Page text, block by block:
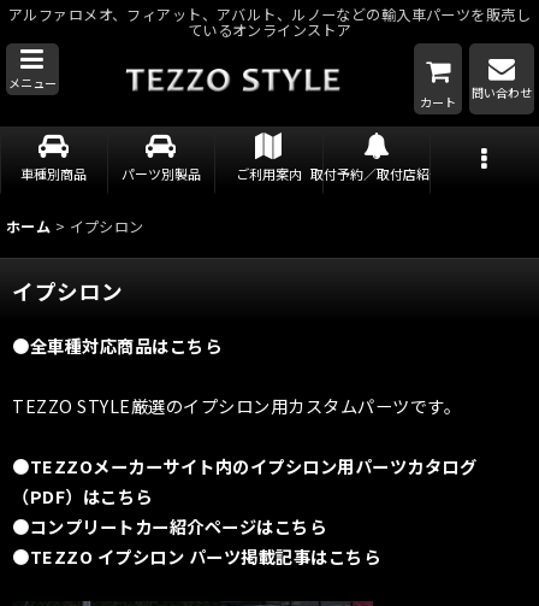
アルファロメオ、フィアット、アバルト、ルノーなどの輸入車パーツを販売し
ているオンラインストア
メニュー
カート
問い合わせ
車種別商品 パーツ別製品 ご利用案内 取付予約／取付店紹介
ホーム > イプシロン
イプシロン
●全車種対応商品はこちら
TEZZO STYLE厳選のイプシロン用カスタムパーツです。
●TEZZOメーカーサイト内のイプシロン用パーツカタログ
（PDF）はこちら
●コンプリートカー紹介ページはこちら
●TEZZO イプシロン パーツ掲載記事はこちら